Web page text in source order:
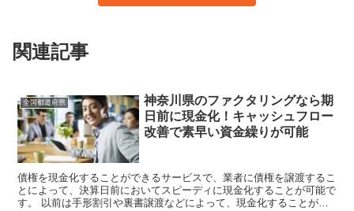
関連記事
全国都道府県
神奈川県のファクタリングなら期
日前に現金化！キャッシュフロー
改善で素早い資金繰りが可能
債権を現金化することができるサービスで、業者に債権を譲渡するこ
とによって、決算日前においてスピーディに現金化することが可能で
す。 以前は手形割引や裏書譲渡などによって、現金化することが多